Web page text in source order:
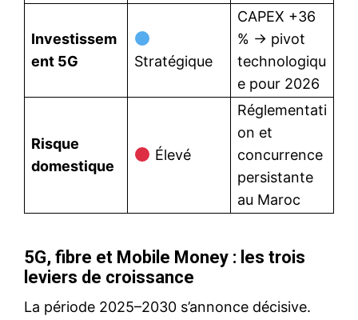
Investissem
ent 5G
Stratégique
CAPEX +36
% → pivot
technologiqu
e pour 2026
Risque
domestique
Élevé
Réglementati
on et
concurrence
persistante
au Maroc
5G, fibre et Mobile Money : les trois
leviers de croissance
La période 2025–2030 s’annonce décisive.